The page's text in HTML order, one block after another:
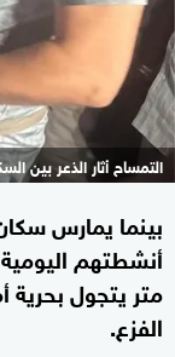
التمساح أثار الذعر بين
بينما يمارس
أنشطتهم
متر يتجول
الفزع.